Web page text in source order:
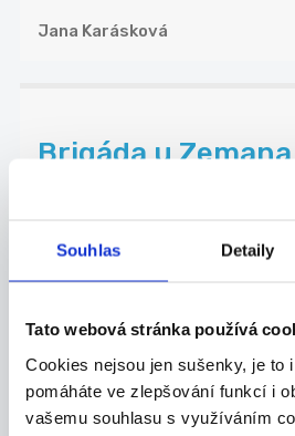
Souhlas Detaily
Tato webová stránka používá
Cookies nejsou jen sušenky, je to
pomáháte ve zlepšování funkcí i
vašemu souhlasu s využíváním
Jana Karásková
Brigáda u
Třemošnice